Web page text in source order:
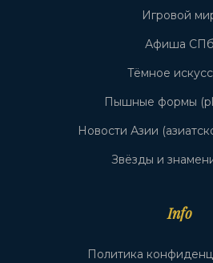
Игровой
Афиша СПб
Тёмное
Пышные формы
Новости Азии
Звёзды и
Info
Политика